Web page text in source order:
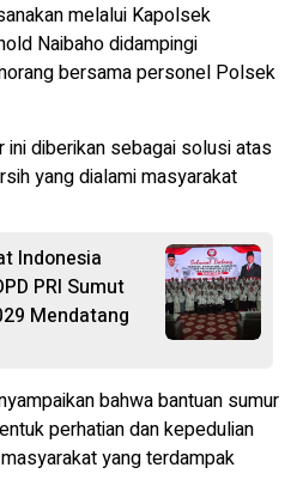
melalui Kapolsek
Naibaho didampingi
bersama personel Polsek
ini diberikan sebagai solusi atas
yang dialami masyarakat
Indonesia
PRI Sumut
Mendatang
bahwa bantuan sumur
perhatian dan kepedulian
yang terdampak